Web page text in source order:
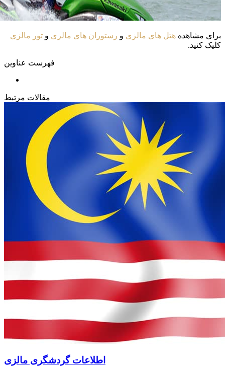
برای مشاهده هتل های مالزی و رستوران های مالزی و تور مالزی
کلیک کنید.
فهرست عناوین
مقالات مرتبط
اطلاعات گردشگری مالزی